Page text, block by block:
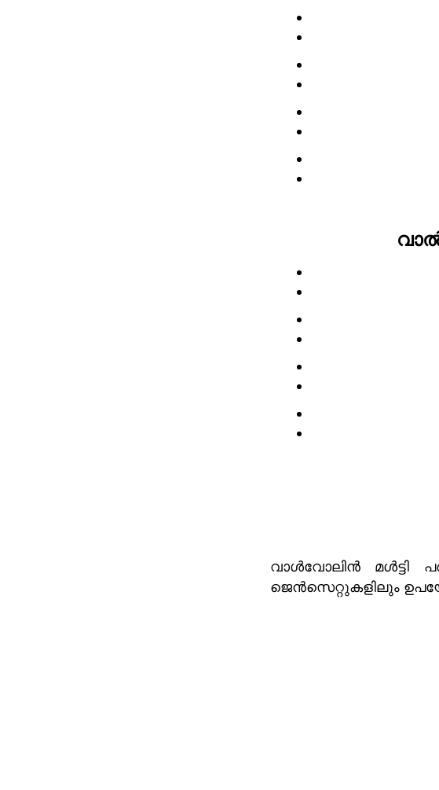
വാൾവോലിൻ മൾട്ടി
ജെൻസെറ്റുകളിലും